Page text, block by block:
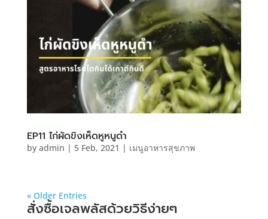
EP11 ไก่ผัดขิงเห็ดหูหนูดำ
by admin | 5 Feb, 2021 | เมนูอาหารสุขภาพ
« Older Entries
สั่งซื้อเจลพลัสด้วยวิธีง่ายๆ